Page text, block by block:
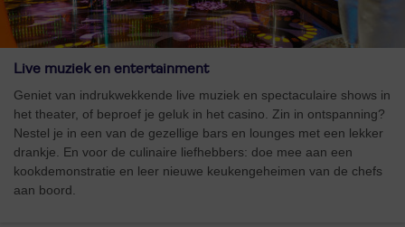
Live muziek en entertainment
Geniet van indrukwekkende live muziek en spectaculaire shows in
het theater, of beproef je geluk in het casino. Zin in ontspanning?
Nestel je in een van de gezellige bars en lounges met een lekker
drankje. En voor de culinaire liefhebbers: doe mee aan een
kookdemonstratie en leer nieuwe keukengeheimen van de chefs
aan boord.